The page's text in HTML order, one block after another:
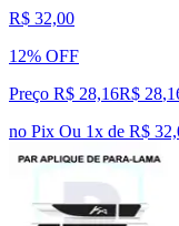
R$ 32,00
12% OFF
Preço R$ 28,16R$ 28,
no Pix Ou 1x de R$